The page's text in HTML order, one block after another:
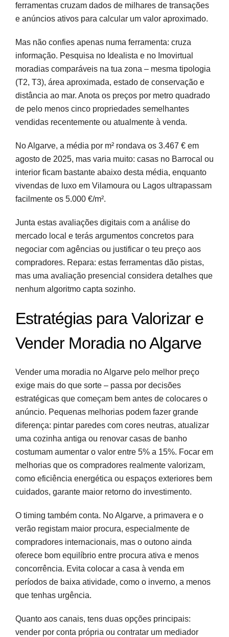
ferramentas cruzam dados de milhares de transações
e anúncios ativos para calcular um valor aproximado.
Mas não confies apenas numa ferramenta: cruza
informação. Pesquisa no Idealista e no Imovirtual
moradias comparáveis na tua zona – mesma tipologia
(T2, T3), área aproximada, estado de conservação e
distância ao mar. Anota os preços por metro quadrado
de pelo menos cinco propriedades semelhantes
vendidas recentemente ou atualmente à venda.
No Algarve, a média por m² rondava os 3.467 € em
agosto de 2025, mas varia muito: casas no Barrocal ou
interior ficam bastante abaixo desta média, enquanto
vivendas de luxo em Vilamoura ou Lagos ultrapassam
facilmente os 5.000 €/m².
Junta estas avaliações digitais com a análise do
mercado local e terás argumentos concretos para
negociar com agências ou justificar o teu preço aos
compradores. Repara: estas ferramentas dão pistas,
mas uma avaliação presencial considera detalhes que
nenhum algoritmo capta sozinho.
Estratégias para Valorizar e
Vender Moradia no Algarve
Vender uma moradia no Algarve pelo melhor preço
exige mais do que sorte – passa por decisões
estratégicas que começam bem antes de colocares o
anúncio. Pequenas melhorias podem fazer grande
diferença: pintar paredes com cores neutras, atualizar
uma cozinha antiga ou renovar casas de banho
costumam aumentar o valor entre 5% a 15%. Focar em
melhorias que os compradores realmente valorizam,
como eficiência energética ou espaços exteriores bem
cuidados, garante maior retorno do investimento.
O timing também conta. No Algarve, a primavera e o
verão registam maior procura, especialmente de
compradores internacionais, mas o outono ainda
oferece bom equilíbrio entre procura ativa e menos
concorrência. Evita colocar a casa à venda em
períodos de baixa atividade, como o inverno, a menos
que tenhas urgência.
Quanto aos canais, tens duas opções principais:
vender por conta própria ou contratar um mediador